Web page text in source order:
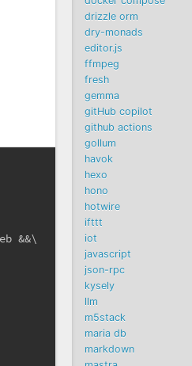
&&\
drizzle orm
dry-monads
editor.js
ffmpeg
fresh
gemma
gitHub copilot
github actions
gollum
havok
hexo
hono
hotwire
ifttt
iot
javascript
json-rpc
kysely
llm
m5stack
maria db
markdown